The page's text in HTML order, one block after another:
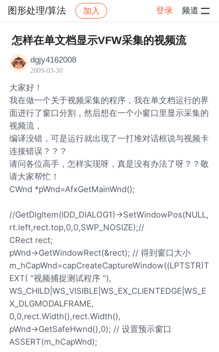
图形处理/算法 加入 登录 频道
社区 图形处理/算法 帖子详情
怎样在单文档显示VFW采集的视频流
dgjy4162008
2009-03-30
大家好！
我在做一个关于视频采集的程序，我在单文档运行的界
面进行了窗口分割，然后想在一个小窗口里显示采集的
视频流，
编译没错，可是运行就出现了一打堆对话框说与视频卡
连接错误？？？
请问各位高手，怎样实现呀，真是没有办法了呀？？敬
请大家帮忙！
CWnd *pWnd=AfxGetMainWnd();
//GetDlgItem(IDD_DIALOG1)->SetWindowPos(NULL,
rt.left,rect.top,0,0,SWP_NOSIZE);//
CRect rect;
pWnd->GetWindowRect(&rect); // 得到窗口大小
m_hCapWnd=capCreateCaptureWindow((LPTSTR)T
EXT( "视频捕捉测试程序 "),
WS_CHILD|WS_VISIBLE|WS_EX_CLIENTEDGE|WS_E
X_DLGMODALFRAME,
0,0,rect.Width(),rect.Width(),
pWnd->GetSafeHwnd(),0); // 设置预示窗口
ASSERT(m_hCapWnd);